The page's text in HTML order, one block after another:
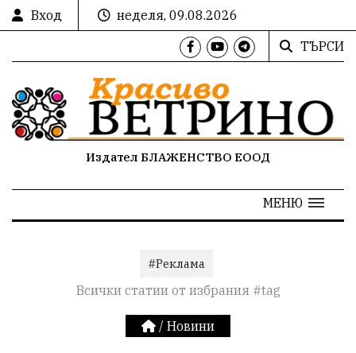
Вход
неделя, 09.08.2026
ТЪРСИ
Издател БЛАЖЕНСТВО ЕООД
МЕНЮ
#Реклама
Всички статии от избрания #tag
/ Новини